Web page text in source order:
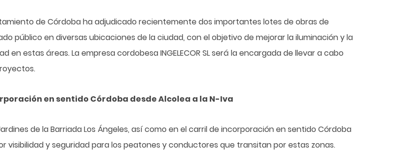
de Córdoba ha adjudicado recientemente dos importantes lotes de obras de
público en diversas ubicaciones de la ciudad, con el objetivo de mejorar la iluminación y la
en estas áreas. La empresa cordobesa INGELECOR SL será la encargada de llevar a cabo
en sentido Córdoba desde Alcolea a la N-Iva
de la Barriada Los Ángeles, así como en el carril de incorporación en sentido Córdoba
visibilidad y seguridad para los peatones y conductores que transitan por estas zonas.